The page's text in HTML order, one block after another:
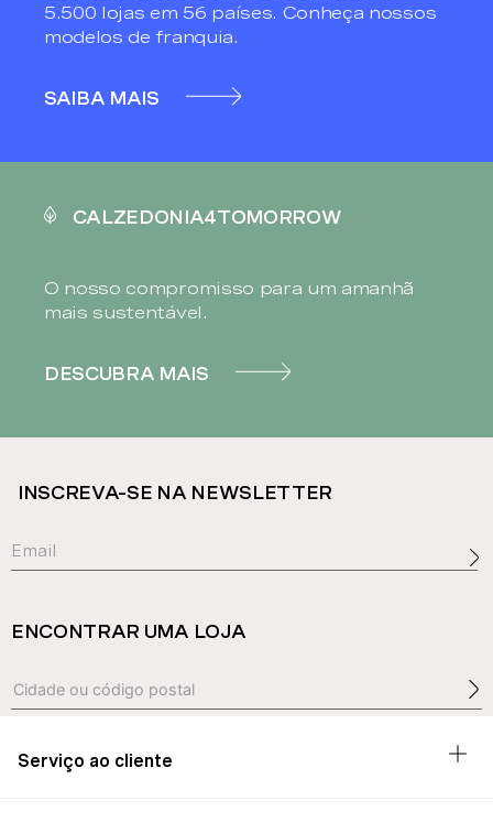
5.500 lojas em 56 países. Conheça nossos
modelos de franquia.
SAIBA MAIS
CALZEDONIA4TOMORROW
O nosso compromisso para um amanhã
mais sustentável.
DESCUBRA MAIS
INSCREVA-SE NA NEWSLETTER
ENCONTRAR UMA LOJA
Serviço ao cliente